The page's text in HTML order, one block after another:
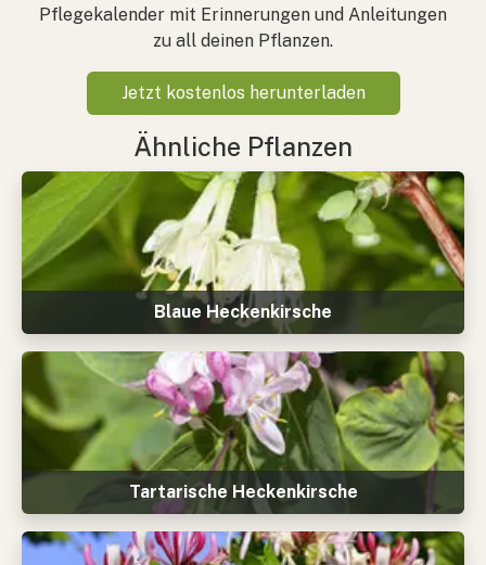
Pflegekalender mit Erinnerungen und Anleitungen
zu all deinen Pflanzen.
Jetzt kostenlos herunterladen
Ähnliche Pflanzen
Blaue Heckenkirsche
Tartarische Heckenkirsche